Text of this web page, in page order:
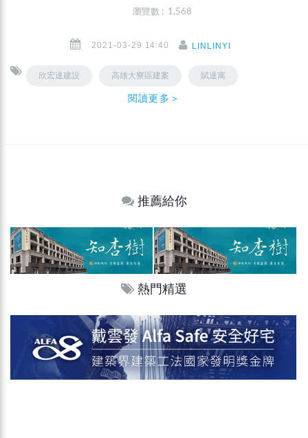
瀏覽數 : 1,568
2021-03-29 14:40 LINLINYI
欣宏達建設 高雄大寮區建案 賦達寓
閱讀更多＞
推薦給你
熱門精選